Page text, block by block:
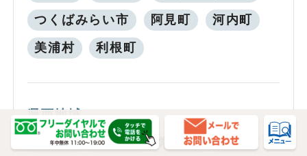
つくばみらい市 阿見町 河内町
美浦村 利根町
県西地域
古河市 筑西市 常総市 坂東市